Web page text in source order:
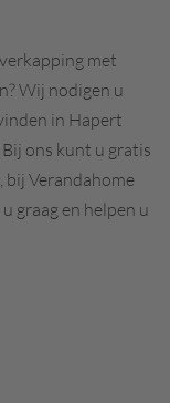
met
Wij nodigen u
in Hapert
ons kunt u gratis
bij Verandahome
graag en helpen u